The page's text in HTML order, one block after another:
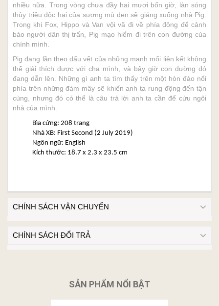
nhiều nữa. Trong vòng chưa đầy hai mươi bốn giờ, làn sóng
thủy triều độc hại của sương mù đen sẽ giáng xuống nhà Pig.
Trong khi Fox, Hippo và Van vội vã đi về phía đông để cảnh
báo người dân thị trấn, Pig mạo hiểm đi trên con đường của
chính mình.
Pig đang lần theo dấu vết của những manh mối liên kết không
thể giải thích được với cha mình, và bây giờ con đường đó
đang dẫn lên. Những gì anh ta tìm thấy trên một hòn đảo nổi
phía trên những đám mây sẽ khiến anh ta rung động đến tận
cùng, nhưng đó có thể là câu trả lời anh ta cần để cứu ngôi
nhà của mình.
Bìa cứng: 208 trang
Nhà XB: First Second (2 July 2019)
Ngôn ngữ: English
Kích thước: 18.7 x 2.3 x 23.5 cm
CHÍNH SÁCH VẬN CHUYỂN
CHÍNH SÁCH ĐỔI TRẢ
SẢN PHẨM NỔI BẬT